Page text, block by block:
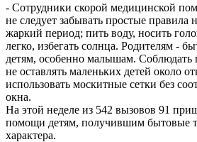
- Сотрудники скорой медицинской
не следует забывать простые правила
жаркий период; пить воду, носить
легко, избегать солнца. Родителям -
детям, особенно малышам. Соблюдать
не оставлять маленьких детей около
использовать москитные сетки без
окна.
На этой неделе из 542 вызовов 91
помощи детям, получившим бытовые
характера.